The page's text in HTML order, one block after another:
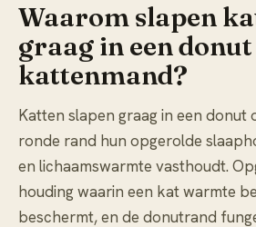
Waarom slapen
graag in een donut
kattenmand?
Katten slapen graag in een donut
ronde rand hun opgerolde
en lichaamswarmte vasthoudt.
houding waarin een kat warmte
beschermt, en de donutrand